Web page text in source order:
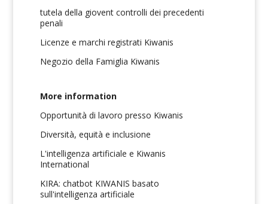
tutela della giovent controlli dei precedenti
penali
Licenze e marchi registrati Kiwanis
Negozio della Famiglia Kiwanis
More information
Opportunità di lavoro presso Kiwanis
Diversità, equità e inclusione
L'intelligenza artificiale e Kiwanis
International
KIRA: chatbot KIWANIS basato
sull'intelligenza artificiale